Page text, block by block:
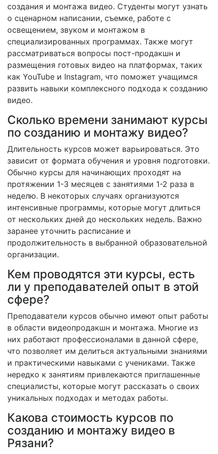
создания и монтажа видео. Студенты могут узнать
о сценарном написании, съемке, работе с
освещением, звуком и монтажом в
специализированных программах. Также могут
рассматриваться вопросы пост-продакшн и
размещения готовых видео на платформах, таких
как YouTube и Instagram, что поможет учащимся
развить навыки комплексного подхода к созданию
видео.
Сколько времени занимают курсы
по созданию и монтажу видео?
Длительность курсов может варьироваться. Это
зависит от формата обучения и уровня подготовки.
Обычно курсы для начинающих проходят на
протяжении 1-3 месяцев с занятиями 1-2 раза в
неделю. В некоторых случаях организуются
интенсивные программы, которые могут длиться
от нескольких дней до нескольких недель. Важно
заранее уточнить расписание и
продолжительность в выбранной образовательной
организации.
Кем проводятся эти курсы, есть
ли у преподавателей опыт в этой
сфере?
Преподаватели курсов обычно имеют опыт работы
в области видеопродакшн и монтажа. Многие из
них работают профессионалами в данной сфере,
что позволяет им делиться актуальными знаниями
и практическими навыками с учениками. Также
нередко к занятиям привлекаются приглашенные
специалисты, которые могут рассказать о своих
уникальных подходах и методах работы.
Какова стоимость курсов по
созданию и монтажу видео в
Рязани?